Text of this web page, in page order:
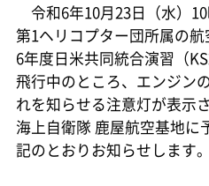
令和6年10月23日（水）
第1ヘリコプター団所属の
6年度日米共同統合演習（
飛行中のところ、エンジン
れを知らせる注意灯が表示
海上自衛隊 鹿屋航空基地に
記のとおりお知らせします。